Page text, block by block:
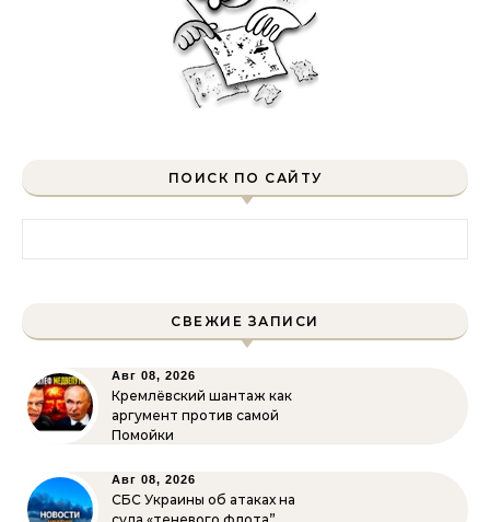
ПОИСК ПО САЙТУ
СВЕЖИЕ ЗАПИСИ
Авг 08, 2026
Кремлёвский шантаж как
аргумент против самой
Помойки
Авг 08, 2026
СБС Украины об атаках на